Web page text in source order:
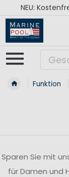
Funktion
Sparen Sie mit
für Damen und